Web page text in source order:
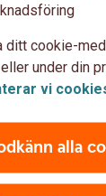
ditt cookie-
under din
vi
alla
kurser